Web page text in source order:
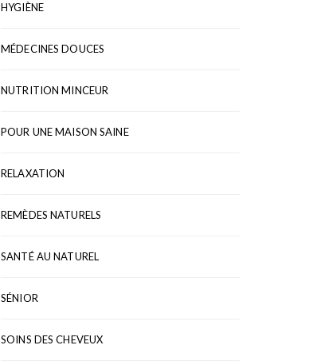
HYGIÈNE
MÉDECINES DOUCES
NUTRITION MINCEUR
POUR UNE MAISON SAINE
RELAXATION
REMÈDES NATURELS
SANTÉ AU NATUREL
SÉNIOR
SOINS DES CHEVEUX